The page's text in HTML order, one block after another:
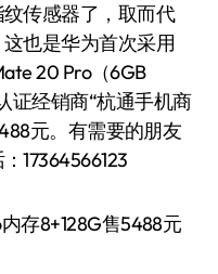
传感器了，取而代
也是华为首次采用
20 Pro（6GB
证经销商“杭通手机商
元。有需要的朋友
17364566123